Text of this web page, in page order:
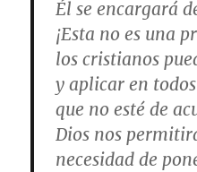
Él se encargará
¡Esta no es una
los cristianos
y aplicar en
que no esté de
Dios nos
necesidad de